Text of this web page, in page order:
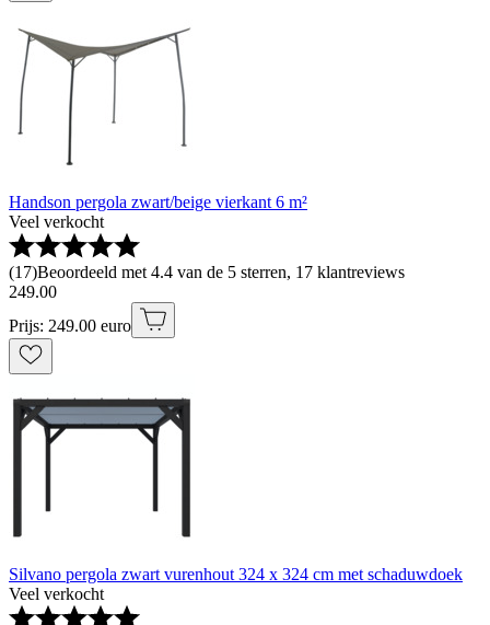
Handson pergola zwart/beige vierkant 6 m²
Veel verkocht
(17)Beoordeeld met 4.4 van de 5 sterren, 17 klantreviews
249.00
Prijs: 249.00 euro
Silvano pergola zwart vurenhout 324 x 324 cm met schaduwdoek
Veel verkocht